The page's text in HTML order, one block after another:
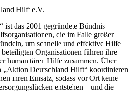
Hilft e.V.
das 2001 gegründete Bündnis
die im Falle großer
um schnelle und effektive Hilfe
Organisationen führen ihre
humanitären Hilfe zusammen. Über
„Aktion Deutschland Hilft“ koordinieren
ihren Einsatz, sodass vor Ort keine
entstehen – und die